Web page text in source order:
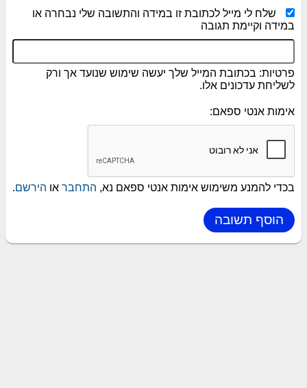
שלח לי מייל לכתובת זו במידה והתשובה שלי נבחרה או
במידה וקיימת תגובה
פרטיות: בכתובת המייל שלך יעשה שימוש שנועד אך ורק
לשליחת עדכונים אלו.
אימות אנטי ספאם:
בכדי להמנע משימוש אימות אנטי ספאם נא, התחבר או הירשם.